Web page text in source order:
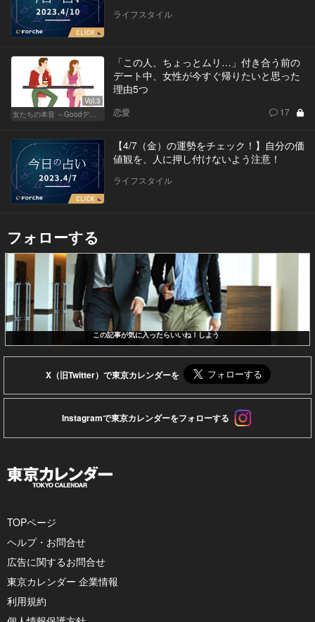
ライフスタイル
Vol.3
「この人、ちょっとムリ…」付き合う前の
デート中、女性が今すぐ帰りたいと思った
理由5つ
恋愛 17
【4/7（金）の運勢をチェック！】自分の価
値観を、人に押し付けないよう注意！
ライフスタイル
フォローする
この記事が気に入ったらいいね！しよう
X（旧Twitter）で東京カレンダーを
Instagramで東京カレンダーをフォローする
TOPページ
ヘルプ・お問合せ
広告に関するお問合せ
東京カレンダー 企業情報
利用規約